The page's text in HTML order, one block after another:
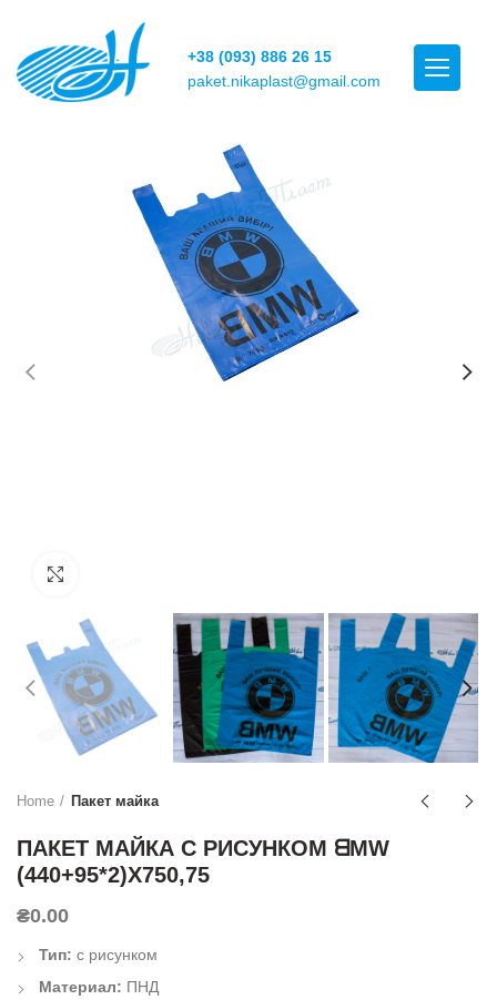
+38 (093) 886 26 15
paket.nikaplast@gmail.com
Home Пакет майка
ПАКЕТ МАЙКА С РИСУНКОМ ᗺMW
(440+95*2)Х750,75
₴0.00
Тип: с рисунком
Материал: ПНД